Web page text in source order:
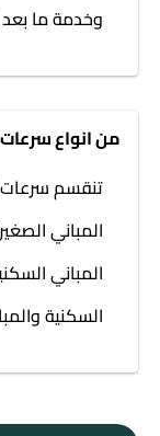
وخدمة ما بعد
من انواع سرعات
تنقسم
المباني
المباني
السكنية